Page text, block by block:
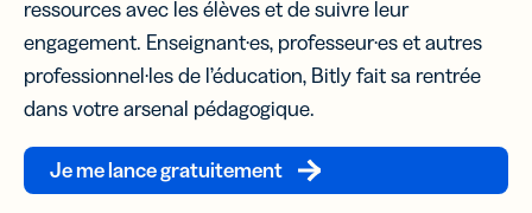
ressources avec les élèves et de suivre leur
engagement. Enseignant·es, professeur·es et autres
professionnel·les de l’éducation, Bitly fait sa rentrée
dans votre arsenal pédagogique.
Je me lance gratuitement